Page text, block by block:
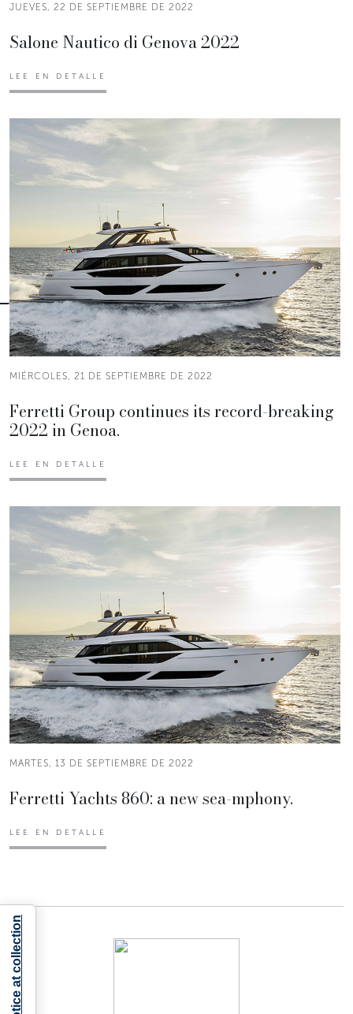
JUEVES, 22 DE SEPTIEMBRE DE 2022
Salone Nautico di Genova 2022
LEE EN DETALLE
MIÉRCOLES, 21 DE SEPTIEMBRE DE 2022
Ferretti Group continues its record-breaking
2022 in Genoa.
LEE EN DETALLE
MARTES, 13 DE SEPTIEMBRE DE 2022
Ferretti Yachts 860: a new sea-mphony.
LEE EN DETALLE
Notice at collection